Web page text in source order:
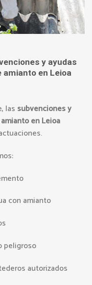
y ayudas
amianto en Leioa
las subvenciones y
en Leioa
con amianto
peligroso
autorizados